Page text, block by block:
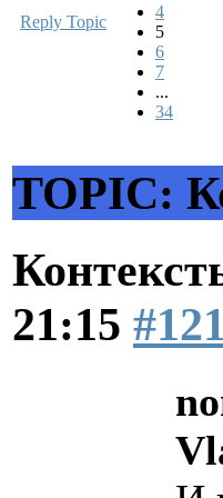
Reply Topic
4
5
6
7
...
34
TOPIC:
21:15 #121